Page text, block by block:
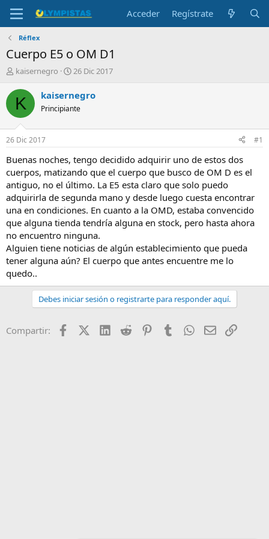
Acceder Regístrate
Réflex
Cuerpo E5 o OM D1
I
i
c
a
d
o
r
e
l
t
e
m
a
kaisernegro
F
c
a
i
n
c
i
o
26 Dic 2017
K kaisernegro
Principiante
26 Dic 2017 #1
Buenas noches, tengo decidido adquirir uno de estos dos
cuerpos, matizando que el cuerpo que busco de OM D es el
antiguo, no el último. La E5 esta claro que solo puedo
adquirirla de segunda mano y desde luego cuesta encontrar
una en condiciones. En cuanto a la OMD, estaba convencido
que alguna tienda tendría alguna en stock, pero hasta ahora
no encuentro ninguna.
Alguien tiene noticias de algún establecimiento que pueda
tener alguna aún? El cuerpo que antes encuentre me lo
quedo..
Debes iniciar sesión o registrarte para responder aquí.
Compartir: FacebookX (Twitter)
LinkedIn
Reddit PinterestTumblr WhatsApp
EmailEnlace